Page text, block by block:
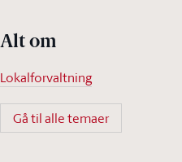
Alt om
Lokalforvaltning
Gå til alle temaer